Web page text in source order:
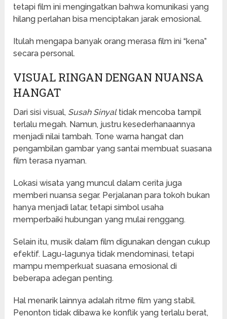
tetapi film ini mengingatkan bahwa komunikasi yang
hilang perlahan bisa menciptakan jarak emosional.
Itulah mengapa banyak orang merasa film ini “kena”
secara personal.
VISUAL RINGAN DENGAN NUANSA
HANGAT
Dari sisi visual, Susah Sinyaltidak mencoba tampil
terlalu megah. Namun, justru kesederhanaannya
menjadi nilai tambah. Tone warna hangat dan
pengambilan gambar yang santai membuat suasana
film terasa nyaman.
Lokasi wisata yang muncul dalam cerita juga
memberi nuansa segar. Perjalanan para tokoh bukan
hanya menjadi latar, tetapi simbol usaha
memperbaiki hubungan yang mulai renggang.
Selain itu, musik dalam film digunakan dengan cukup
efektif. Lagu-lagunya tidak mendominasi, tetapi
mampu memperkuat suasana emosional di
beberapa adegan penting.
Hal menarik lainnya adalah ritme film yang stabil.
Penonton tidak dibawa ke konflik yang terlalu berat,